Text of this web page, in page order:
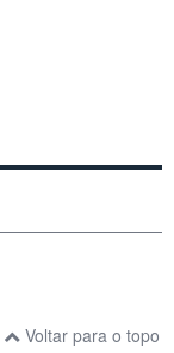
Voltar para o topo